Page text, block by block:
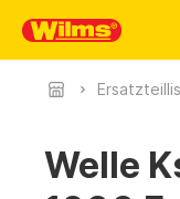
Welle